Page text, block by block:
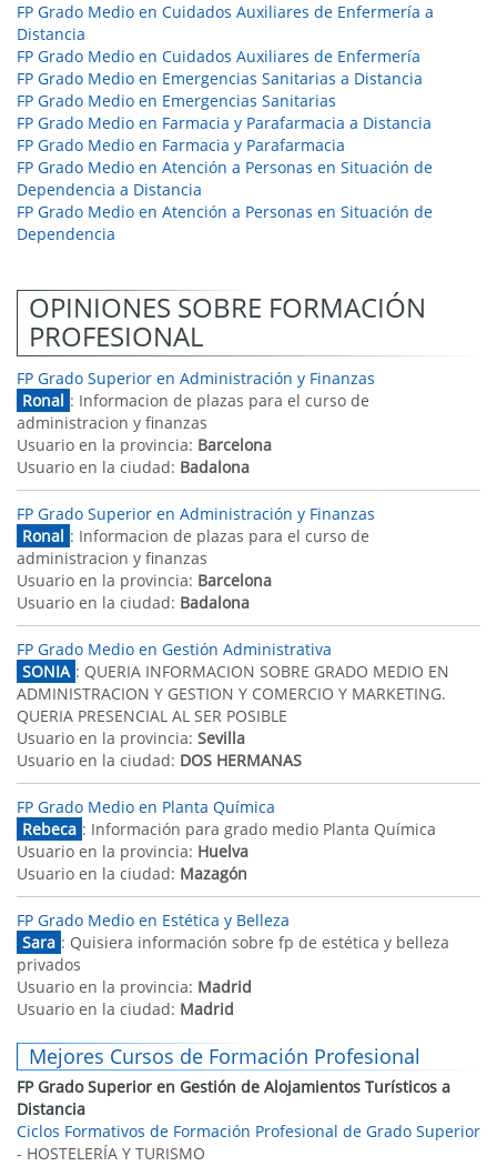
FP Grado Medio en Cuidados Auxiliares de Enfermería a
Distancia
FP Grado Medio en Cuidados Auxiliares de Enfermería
FP Grado Medio en Emergencias Sanitarias a Distancia
FP Grado Medio en Emergencias Sanitarias
FP Grado Medio en Farmacia y Parafarmacia a Distancia
FP Grado Medio en Farmacia y Parafarmacia
FP Grado Medio en Atención a Personas en Situación de
Dependencia a Distancia
FP Grado Medio en Atención a Personas en Situación de
Dependencia
OPINIONES SOBRE FORMACIÓN
PROFESIONAL
FP Grado Superior en Administración y Finanzas
Ronal : Informacion de plazas para el curso de
administracion y finanzas
Usuario en la provincia: Barcelona
Usuario en la ciudad: Badalona
FP Grado Superior en Administración y Finanzas
Ronal : Informacion de plazas para el curso de
administracion y finanzas
Usuario en la provincia: Barcelona
Usuario en la ciudad: Badalona
FP Grado Medio en Gestión Administrativa
SONIA : QUERIA INFORMACION SOBRE GRADO MEDIO EN
ADMINISTRACION Y GESTION Y COMERCIO Y MARKETING.
QUERIA PRESENCIAL AL SER POSIBLE
Usuario en la provincia: Sevilla
Usuario en la ciudad: DOS HERMANAS
FP Grado Medio en Planta Química
Rebeca : Información para grado medio Planta Química
Usuario en la provincia: Huelva
Usuario en la ciudad: Mazagón
FP Grado Medio en Estética y Belleza
Sara : Quisiera información sobre fp de estética y belleza
privados
Usuario en la provincia: Madrid
Usuario en la ciudad: Madrid
Mejores Cursos de Formación Profesional
FP Grado Superior en Gestión de Alojamientos Turísticos a
Distancia
Ciclos Formativos de Formación Profesional de Grado Superior
- HOSTELERÍA Y TURISMO